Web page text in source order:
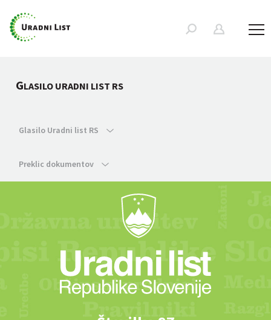
GLASILO URADNI LIST RS
Glasilo Uradni list RS
Preklic dokumentov